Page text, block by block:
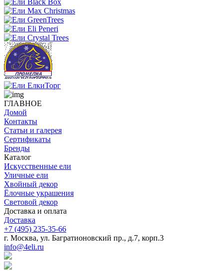
ГЛАВНОЕ
Домой
Контакты
Статьи и галерея
Сертификаты
Бренды
Каталог
Искусственные ели
Уличные ели
Хвойный декор
Ёлочные украшения
Световой декор
Доставка и оплата
Доставка
+7 (495) 235-35-66
г. Москва, ул. Багратионовский пр., д.7, корп.3
info@4eli.ru